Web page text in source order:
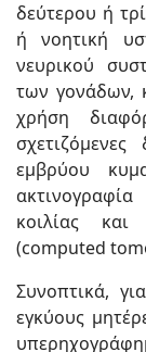
δεύτερου ή
ή νοητική
νευρικού
των γονάδων,
χρήση
εμβρύου
κοιλίας
(computed
Συνοπτικά,
εγκύους